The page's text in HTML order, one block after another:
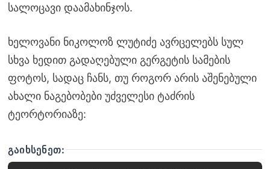
სალოცავი დაამახინჯოს.
ხელოვანი ნიკოლოზ ლუტიძე ავრცელებს სულ
სხვა ხედით გადაღებული გერგეტის სამების
ფოტოს, სადაც ჩანს, თუ როგორ არის აშენებული
ახალი ნაგებობები უძველესი ტაძრის
ტეორტორიაზე:
ᲒᲐᲘᲮᲡᲔᲜᲔᲗ: